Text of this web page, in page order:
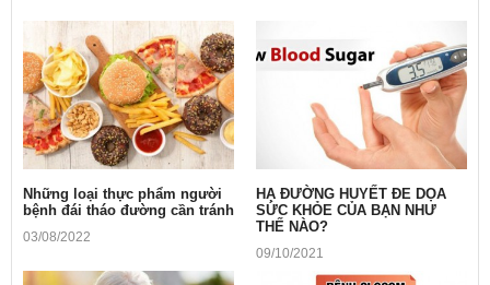
Những loại thực phẩm người
bệnh đái tháo đường cần tránh
03/08/2022
HẠ ĐƯỜNG HUYẾT ĐE DỌA
SỨC KHỎE CỦA BẠN NHƯ
THẾ NÀO?
09/10/2021